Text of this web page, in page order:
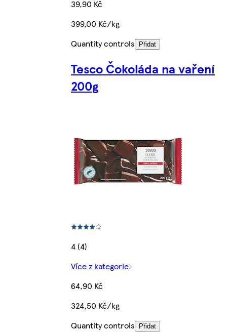
39,90 Kč
399,00 Kč/kg
Quantity controls
Přidat
Tesco Čokoláda na vaření
200g
4 (4)
Více z kategorie
64,90 Kč
324,50 Kč/kg
Quantity controls
Přidat